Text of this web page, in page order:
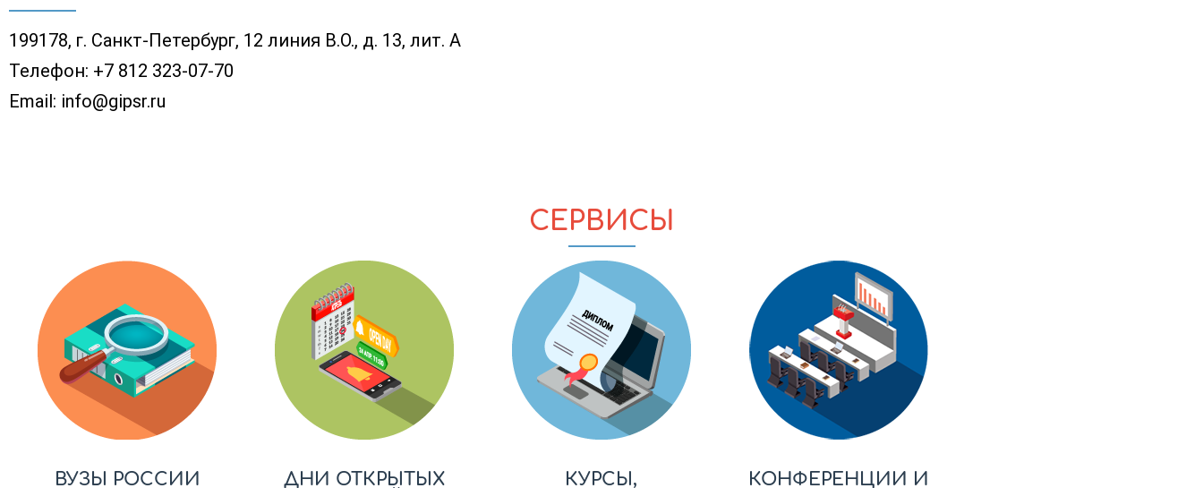
199178, г. Санкт-Петербург, 12 линия В.О., д. 13, лит. А
Телефон: +7 812 323-07-70
Email: info@gipsr.ru
СЕРВИСЫ
ВУЗЫ РОССИИ ДНИ ОТКРЫТЫХ КУРСЫ, КОНФЕРЕНЦИИ И